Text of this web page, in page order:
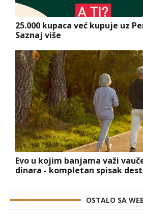
25.000 kupaca već kupuje uz
Saznaj više
Evo u kojim banjama važi
dinara - kompletan spisak
OSTALO SA